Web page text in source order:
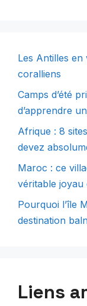
Les Antilles
coralliens
Camps d’été
d’apprendre
Afrique : 8
devez
Maroc : ce
véritable joyau
Pourquoi l’île
destination
Liens